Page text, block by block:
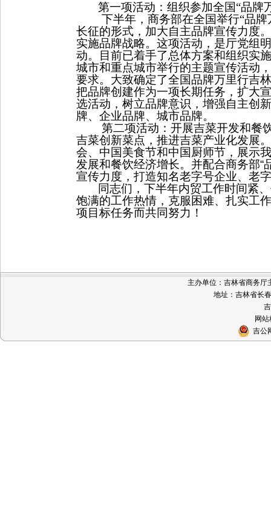
第一项活动：组织参加全国“品牌
下半年，商务部在全国举行“品
长征的形式，加大自主品牌宣传力度
实施品牌战略。这项活动，是厅党组
动。目前已着手了总体方案和组织实
城市和重点城市举行的主题宣传活动
要求。大致确定了全国品牌万里行吉
把品牌创建作为一项长期任务，扩大
选活动，树立品牌意识，增强自主创
牌、企业品牌、城市品牌。
第二项活动：开展吉菜开发和餐
吉菜创新菜点，推进吉菜产业化发展
会、中国美食节和中国厨师节，展示
发展和餐饮经济增长。并配合商务部“
宣传力度，打造知名老字号企业、老
同志们，下半年内贸工作时间紧
饱满的工作热情，克服困难、扎实工
项目标任务而共同努力！
主办单位：吉林省商务
地址：吉林省长
网
吉公